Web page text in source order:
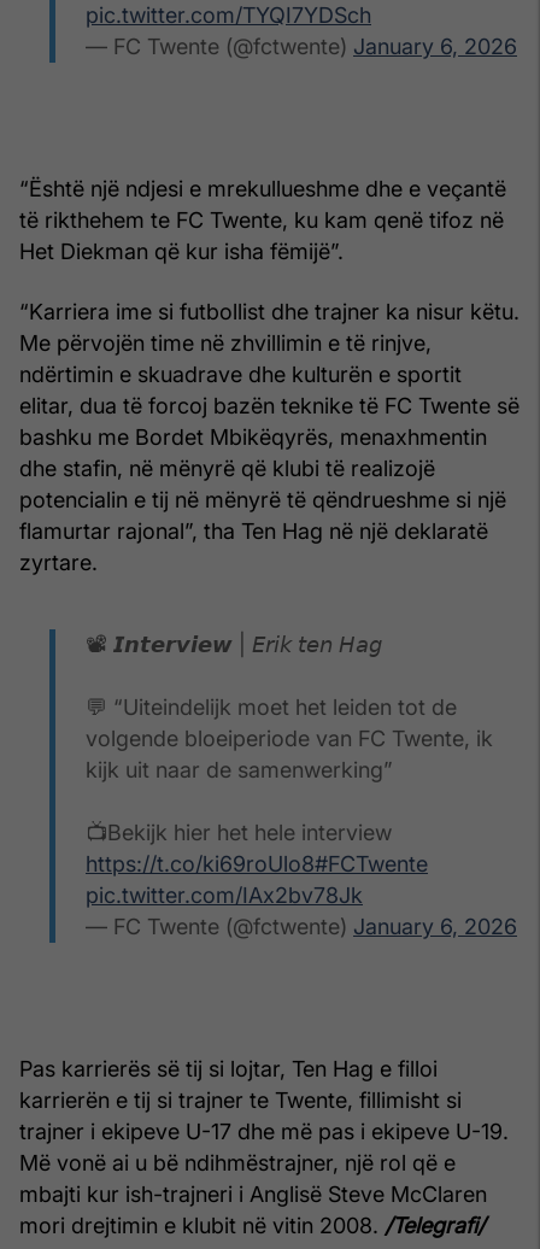
pic.twitter.com/TYQI7YDSch
— FC Twente (@fctwente) January 6, 2026
“Është një ndjesi e mrekullueshme dhe e veçantë
të rikthehem te FC Twente, ku kam qenë tifoz në
Het Diekman që kur isha fëmijë”.
“Karriera ime si futbollist dhe trajner ka nisur këtu.
Me përvojën time në zhvillimin e të rinjve,
ndërtimin e skuadrave dhe kulturën e sportit
elitar, dua të forcoj bazën teknike të FC Twente së
bashku me Bordet Mbikëqyrës, menaxhmentin
dhe stafin, në mënyrë që klubi të realizojë
potencialin e tij në mënyrë të qëndrueshme si një
flamurtar rajonal”, tha Ten Hag në një deklaratë
zyrtare.
📽️ 𝙄𝙣𝙩𝙚𝙧𝙫𝙞𝙚𝙬 | 𝘌𝘳𝘪𝘬 𝘵𝘦𝘯 𝘏𝘢𝘨
💬 “Uiteindelijk moet het leiden tot de
volgende bloeiperiode van FC Twente, ik
kijk uit naar de samenwerking”
📺Bekijk hier het hele interview
https://t.co/ki69roUlo8#FCTwente
pic.twitter.com/IAx2bv78Jk
— FC Twente (@fctwente) January 6, 2026
Pas karrierës së tij si lojtar, Ten Hag e filloi
karrierën e tij si trajner te Twente, fillimisht si
trajner i ekipeve U-17 dhe më pas i ekipeve U-19.
Më vonë ai u bë ndihmëstrajner, një rol që e
mbajti kur ish-trajneri i Anglisë Steve McClaren
mori drejtimin e klubit në vitin 2008. /Telegrafi/